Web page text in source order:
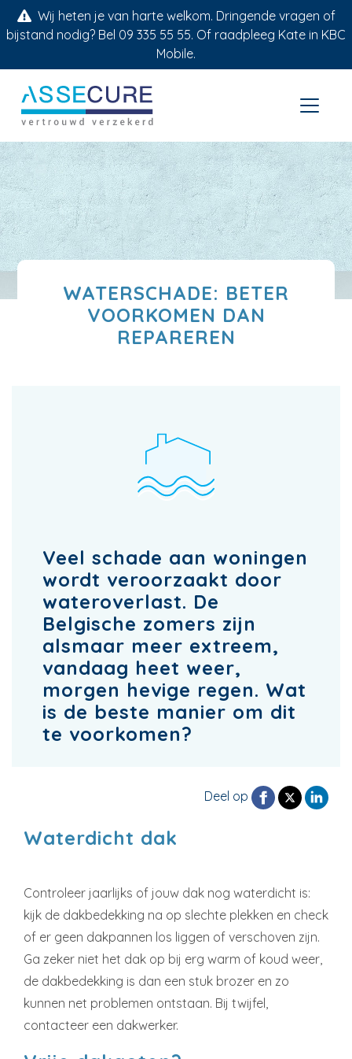
Wij heten je van harte welkom. Dringende vragen of
bijstand nodig? Bel 09 335 55 55. Of raadpleeg Kate in KBC
Mobile.
WATERSCHADE: BETER
VOORKOMEN DAN
REPAREREN
Veel schade aan woningen
wordt veroorzaakt door
wateroverlast. De
Belgische zomers zijn
alsmaar meer extreem,
vandaag heet weer,
morgen hevige regen. Wat
is de beste manier om dit
te voorkomen?
Deel op
Waterdicht dak
Controleer jaarlijks of jouw dak nog waterdicht is:
kijk de dakbedekking na op slechte plekken en check
of er geen dakpannen los liggen of verschoven zijn.
Ga zeker niet het dak op bij erg warm of koud weer,
de dakbedekking is dan een stuk brozer en zo
kunnen net problemen ontstaan. Bij twijfel,
contacteer een dakwerker.